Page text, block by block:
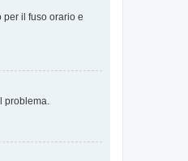
per il fuso orario e
problema.